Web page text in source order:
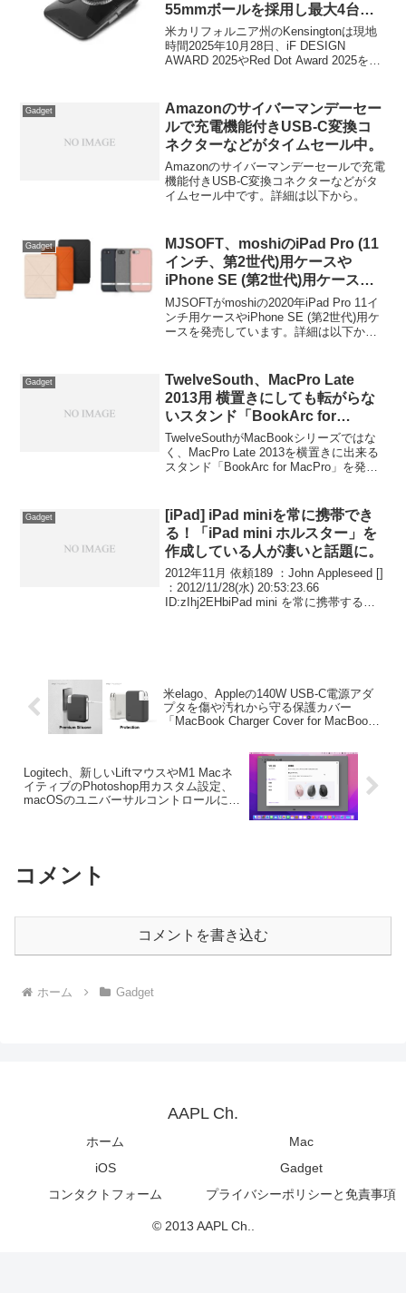
55mmボールを採用し最大4台の
デバイスと接続できる「Expert
Mouse™ TB800 EQ トラックボ
ール」を発表。
米カリフォルニア州のKensingtonは現地
時間2025年10月28日、iF DESIGN
AWARD 2025やRed Dot Award 2025を受
(SKU: K72457WW)」を2025年Q4に発売
すると発表しています。
Gadget
Amazonのサイバーマンデーセー
ルで充電機能付きUSB-C変換コ
ネクターなどがタイムセール中。
Amazonのサイバーマンデーセールで充電
機能付きUSB-C変換コネクターなどがタ
イムセール中です。詳細は以下から。
Gadget
MJSOFT、moshiのiPad Pro (11
インチ、第2世代)用ケースや
iPhone SE (第2世代)用ケースを
発売。
MJSOFTがmoshiの2020年iPad Pro 11イ
ンチ用ケースやiPhone SE (第2世代)用ケ
ースを発売しています。詳細は以下か
Gadget
TwelveSouth、MacPro Late
2013用 横置きにしても転がらな
いスタンド「BookArc for
MacPro」を発売。
TwelveSouthがMacBookシリーズではな
く、MacPro Late 2013を横置きに出来る
スタンド「BookArc for MacPro」を発売
Gadget
[iPad] iPad miniを常に携帯でき
る！「iPad mini ホルスター」を
作成している人が凄いと話題に。
2012年11月 依頼189 ：John Appleseed []
：2012/11/28(水) 20:53:23.66
ID:zIhj2EHbiPad mini を常に携帯する為
米elago、Appleの140W USB-C電源アダ
プタを傷や汚れから守る保護カバー
「MacBook Charger Cover for MacBook
Logitech、新しいLiftマウスやM1 Macネ
イティブのPhotoshop用カスタム設定、
macOSのユニバーサルコントロールに対
コメント
コメントを書き込む
ホーム Gadget
AAPL Ch.
ホーム
Mac
iOS
Gadget
コンタクトフォーム
プライバシーポリシーと免責事項
© 2013 AAPL Ch..